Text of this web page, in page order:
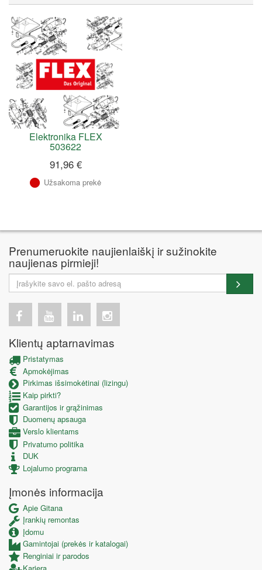
Elektronika FLEX
503622
91,96 €
Užsakoma prekė
Prenumeruokite naujienlaiškį ir sužinokite
naujienas pirmieji!
Klientų aptarnavimas
Pristatymas
Apmokėjimas
Pirkimas išsimokėtinai (lizingu)
Kaip pirkti?
Garantijos ir grąžinimas
Duomenų apsauga
Verslo klientams
Privatumo politika
DUK
Lojalumo programa
Įmonės informacija
Apie Gitana
Įrankių remontas
Įdomu
Gamintojai (prekės ir katalogai)
Renginiai ir parodos
Karjera